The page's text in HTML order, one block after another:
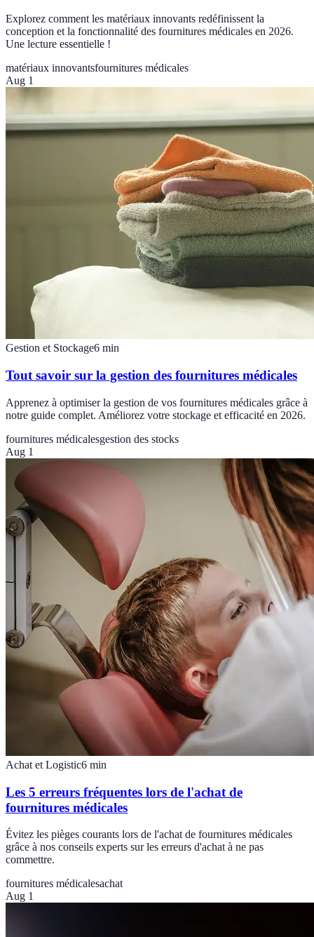
Explorez comment les matériaux innovants redéfinissent la
conception et la fonctionnalité des fournitures médicales en 2026.
Une lecture essentielle !
matériaux innovantsfournitures médicales
Aug 1
Gestion et Stockage6 min
Tout savoir sur la gestion des fournitures médicales
Apprenez à optimiser la gestion de vos fournitures médicales grâce à
notre guide complet. Améliorez votre stockage et efficacité en 2026.
fournitures médicalesgestion des stocks
Aug 1
Achat et Logistic6 min
Les 5 erreurs fréquentes lors de l'achat de
fournitures médicales
Évitez les pièges courants lors de l'achat de fournitures médicales
grâce à nos conseils experts sur les erreurs d'achat à ne pas
commettre.
fournitures médicalesachat
Aug 1